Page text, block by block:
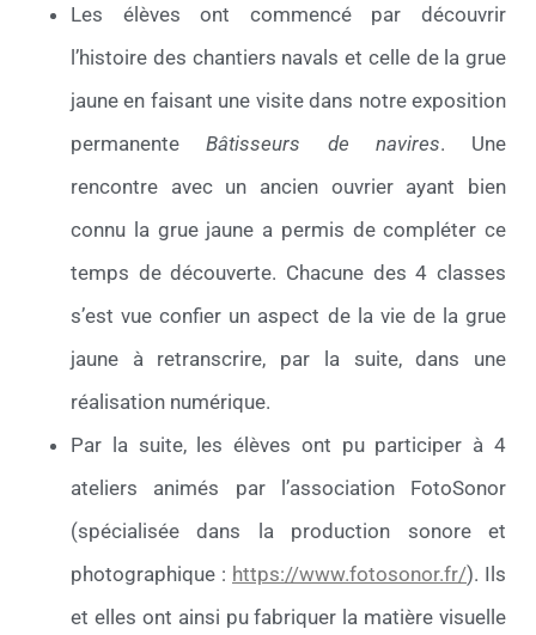
Les élèves ont commencé par découvrir
l’histoire des chantiers navals et celle de la grue
jaune en faisant une visite dans notre exposition
permanenteBâtisseurs de navires. Une
rencontre avec un ancien ouvrier ayant bien
connu la grue jaune a permis de compléter ce
temps de découverte. Chacune des 4 classes
s’est vue confier un aspect de la vie de la grue
jaune à retranscrire, par la suite, dans une
réalisation numérique.
Par la suite, les élèves ont pu participer à 4
ateliers animés par l’association FotoSonor
(spécialisée dans la production sonore et
photographique : https://www.fotosonor.fr/). Ils
et elles ont ainsi pu fabriquer la matière visuelle